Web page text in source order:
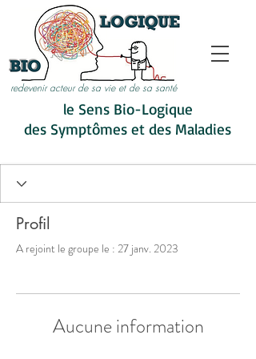
redevenir acteur de sa vie et de sa santé
le Sens Bio-Logique
des Symptômes et des Maladies
Profil
A rejoint le groupe le : 27 janv. 2023
Aucune information